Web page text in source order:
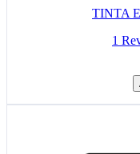
TINTA
1